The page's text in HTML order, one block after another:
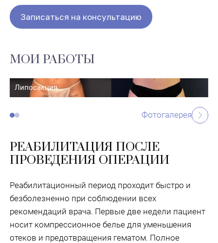
Записаться на консультацию
МОИ РАБОТЫ
Липосакция
Фотогалерея
РЕАБИЛИТАЦИЯ ПОСЛЕ
ПРОВЕДЕНИЯ ОПЕРАЦИИ
Реабилитационный период проходит быстро и
безболезненно при соблюдении всех
рекомендаций врача. Первые две недели пациент
носит компрессионное белье для уменьшения
отеков и предотвращения гематом. Полное